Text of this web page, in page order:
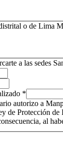
o de Lima
a las sedes
*
autorizo a
de Protección
al